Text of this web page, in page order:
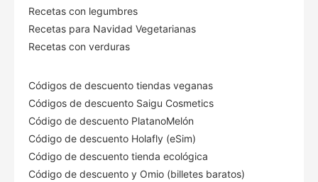
Recetas con legumbres
Recetas para Navidad Vegetarianas
Recetas con verduras
Códigos de descuento tiendas veganas
Códigos de descuento Saigu Cosmetics
Código de descuento PlatanoMelón
Código de descuento Holafly (eSim)
Código de descuento tienda ecológica
Código de descuento y Omio (billetes baratos)